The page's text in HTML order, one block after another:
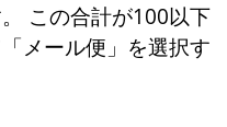
この合計が100以下
メール便」を選択す